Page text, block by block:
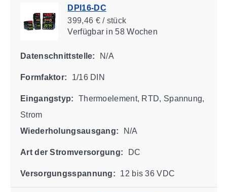
DPI16-DC
399,46 € / stück
Verfügbarin 58 Wochen
Datenschnittstelle: N/A
Formfaktor: 1/16 DIN
Eingangstyp:
Thermoelement, RTD, Spannung,
Strom
Wiederholungsausgang:
N/A
Art der Stromversorgung: DC
Versorgungsspannung: 12 bis 36 VDC